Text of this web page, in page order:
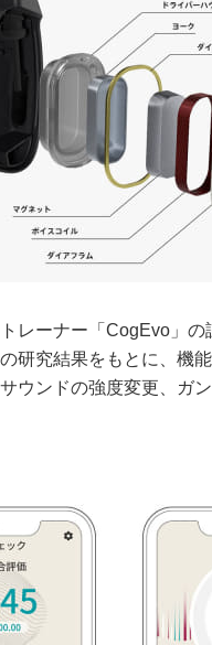
レーナー「CogEvo」
研究結果をもとに、機
ウンドの強度変更、ガ